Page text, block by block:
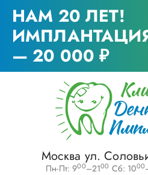
НАМ 20 ЛЕТ!
— 20 000 ₽
Москва ул.
Пн-Пт: 900–2100 Сб: 1000